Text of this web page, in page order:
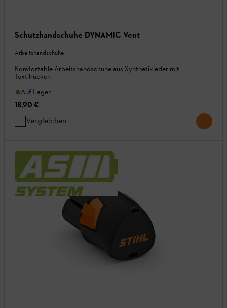
Schutzhandschuhe DYNAMIC Vent
Arbeitshandschuhe
Komfortable Arbeitshandschuhe aus Synthetikleder mit
Textilrücken
Auf Lager
18,90 €
Vergleichen